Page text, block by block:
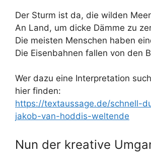
Der Sturm ist da, die wilden
An Land, um dicke Dämme zu
Die meisten Menschen haben
Die Eisenbahnen fallen von den
Wer dazu eine Interpretation
hier finden:
https://textaussage.de/schnell-
jakob-van-hoddis-weltende
Nun der kreative